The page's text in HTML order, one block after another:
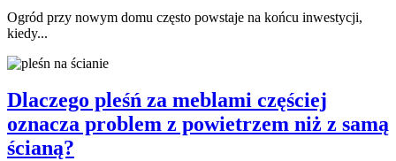
Ogród przy nowym domu często powstaje na końcu inwestycji,
kiedy...
Dlaczego pleśń za meblami częściej
oznacza problem z powietrzem niż z samą
ścianą?